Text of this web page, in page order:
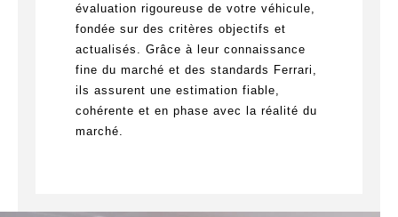
évaluation rigoureuse de votre véhicule,
fondée sur des critères objectifs et
actualisés. Grâce à leur connaissance
fine du marché et des standards Ferrari,
ils assurent une estimation fiable,
cohérente et en phase avec la réalité du
marché.